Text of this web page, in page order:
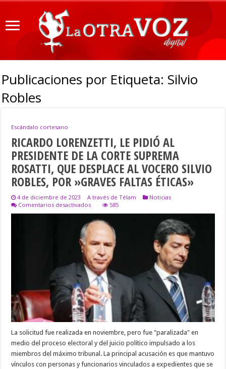
Publicaciones por Etiqueta: Silvio
Robles
Escándalo cortesano
RICARDO LORENZETTI, LE PIDIÓ AL
PRESIDENTE DE LA CORTE SUPREMA
ROSATTI, QUE DESPLACE AL VOCERO SILVIO
ROBLES, POR »GRAVES FALTAS ÉTICAS»
4 de diciembre de 2023 A través de Télam
Noticias
Comentarios desactivadosen
RICARDO
LORENZETTI,
PIDIÓ
AL
PRESIDENTE
DE
LA
CORTE
SUPREMA
ROSATTI,
QUE
DESPLACE
AL
VOCERO
ROBLES,
POR
»GRAVES
FALTAS
ÉTICAS»
585
La solicitud fue realizada en noviembre, pero fue "paralizada" en
medio del proceso electoral y del juicio político impulsado a los
miembros del máximo tribunal. La principal acusación es que mantuvo
vínculos con personas y funcionarios vinculados a expedientes que se